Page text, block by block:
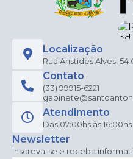
Localização
Rua Aristídes Alves, 54
Contato
(33) 99915-6221
Atendimento
Das 07:00hs às 16:00hs
Newsletter
Inscreva-se e receba